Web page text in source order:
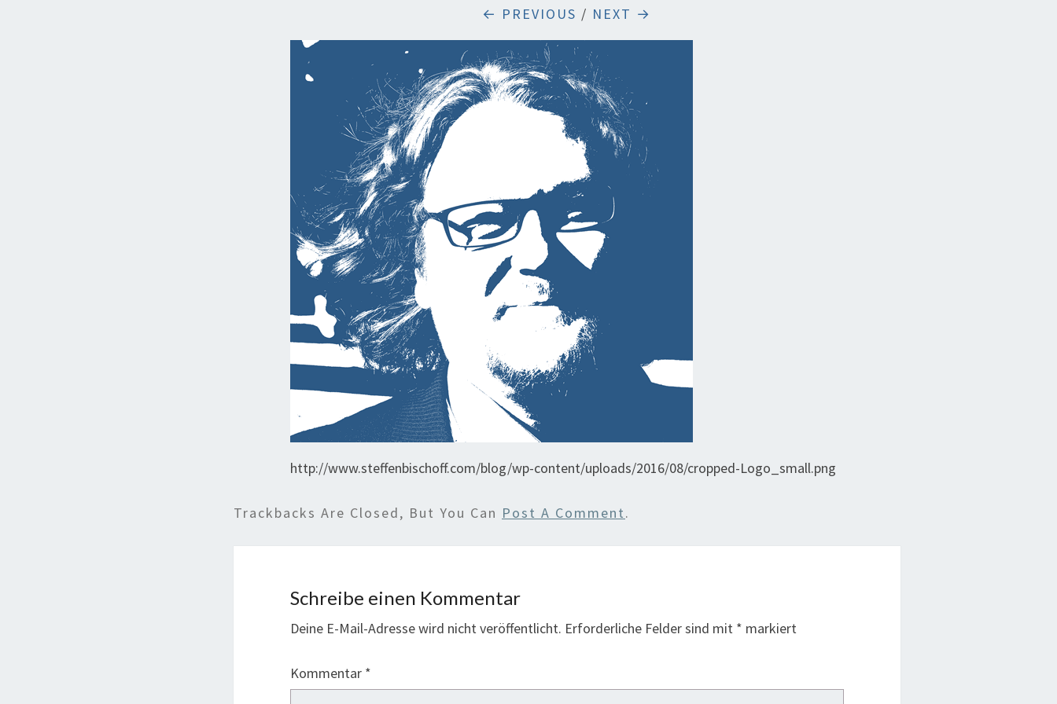
← PREVIOUS / NEXT →
http://www.steffenbischoff.com/blog/wp-content/uploads/2016/08/cropped-Logo_small.png
Trackbacks Are Closed, But You Can Post A Comment.
Schreibe einen Kommentar
Deine E-Mail-Adresse wird nicht veröffentlicht. Erforderliche Felder sind mit * markiert
Kommentar *